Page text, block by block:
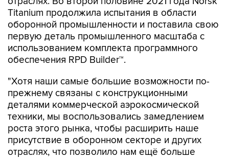
Titanium продолжила испытания в области
оборонной промышленности и поставила свою
первую деталь промышленного масштаба с
использованием комплекта программного
обеспечения RPD Builder™.
"Хотя наши самые большие возможности по-
прежнему связаны с конструкционными
деталями коммерческой аэрокосмической
техники, мы воспользовались замедлением
роста этого рынка, чтобы расширить наше
присутствие в оборонном секторе и других
отраслях, что позволило нам ещё больше